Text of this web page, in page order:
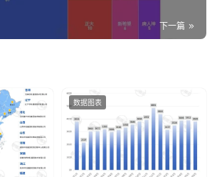
下一篇
数据图表